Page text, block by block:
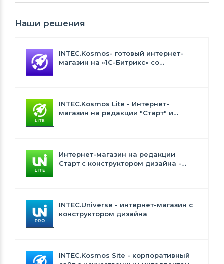
Наши решения
INTEC.Kosmos- готовый интернет-
магазин на «1С-Битрикс» со
INTEC.Kosmos Lite - Интернет-
магазин на редакции "Старт" и
Интернет-магазин на редакции
Старт с конструктором дизайна -
INTEC.Universe - интернет-магазин с
конструктором дизайна
INTEC.Kosmos Site - корпоративный